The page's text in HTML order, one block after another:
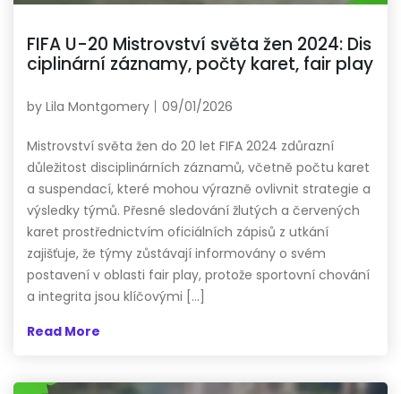
FIFA U-20 Mistrovství světa žen 2024: Dis
ciplinární záznamy, počty karet, fair play
by Lila Montgomery 09/01/2026
Mistrovství světa žen do 20 let FIFA 2024 zdůrazní
důležitost disciplinárních záznamů, včetně počtu karet
a suspendací, které mohou výrazně ovlivnit strategie a
výsledky týmů. Přesné sledování žlutých a červených
karet prostřednictvím oficiálních zápisů z utkání
zajišťuje, že týmy zůstávají informovány o svém
postavení v oblasti fair play, protože sportovní chování
a integrita jsou klíčovými […]
Read More